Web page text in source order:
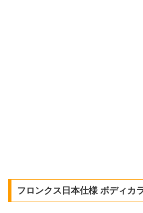
フロンクス日本仕様 ボディカ